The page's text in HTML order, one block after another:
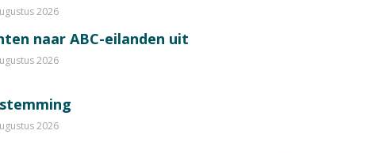
2026
naar ABC-eilanden uit
2026
2026